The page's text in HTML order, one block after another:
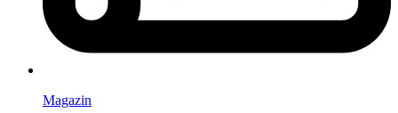
Magazin